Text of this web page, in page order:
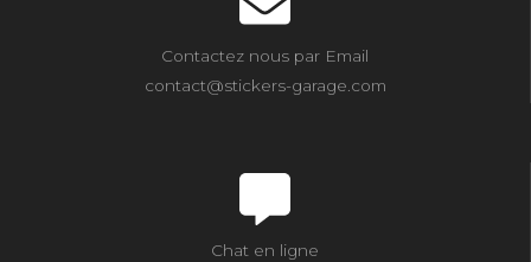
Contactez nous par Email
contact@stickers-garage.com
Chat en ligne